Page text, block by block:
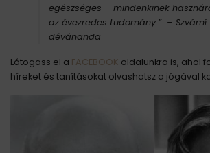
egészséges – mindenkinek
az évezredes tudomány.” – Szvámí
dévánanda
Látogass el a FACEBOOK oldalunkra is, ahol
híreket és tanításokat olvashatsz a jógával